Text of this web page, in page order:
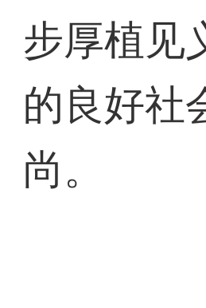
步厚植见
的良好社
尚。